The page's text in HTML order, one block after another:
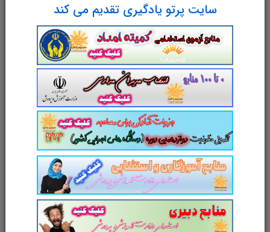
سایت پرتو یادگیری تقدیم می کند
نام و نام خانوادگی
پست الکترونیک
آدرس وب‌سایت
امتیاز شما به محصول